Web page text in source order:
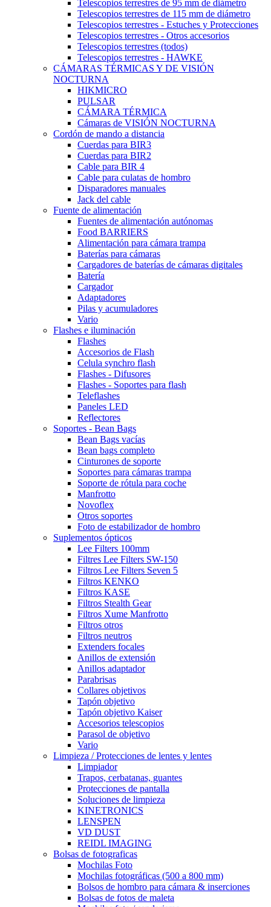
Telescopios terrestres de 95 mm de diámetro
Telescopios terrestres de 115 mm de diámetro
Telescopios terrestres - Estuches y Protecciones
Telescopios terrestres - Otros accesorios
Telescopios terrestres (todos)
Telescopios terrestres - HAWKE
CÁMARAS TÉRMICAS Y DE VISIÓN
NOCTURNA
HIKMICRO
PULSAR
CÁMARA TÉRMICA
Cámaras de VISIÓN NOCTURNA
Cordón de mando a distancia
Cuerdas para BIR3
Cuerdas para BIR2
Cable para BIR 4
Cable para culatas de hombro
Disparadores manuales
Jack del cable
Fuente de alimentación
Fuentes de alimentación autónomas
Food BARRIERS
Alimentación para cámara trampa
Baterías para cámaras
Cargadores de baterías de cámaras digitales
Batería
Cargador
Adaptadores
Pilas y acumuladores
Vario
Flashes e iluminación
Flashes
Accesorios de Flash
Celula synchro flash
Flashes - Difusores
Flashes - Soportes para flash
Teleflashes
Paneles LED
Reflectores
Soportes - Bean Bags
Bean Bags vacías
Bean bags completo
Cinturones de soporte
Soportes para cámaras trampa
Soporte de rótula para coche
Manfrotto
Novoflex
Otros soportes
Foto de estabilizador de hombro
Suplementos ópticos
Lee Filters 100mm
Filtres Lee Filters SW-150
Filtros Lee Filters Seven 5
Filtros KENKO
Filtros KASE
Filtros Stealth Gear
Filtros Xume Manfrotto
Filtros otros
Filtros neutros
Extenders focales
Anillos de extensión
Anillos adaptador
Parabrisas
Collares objetivos
Tapón objetivo
Tapón objetivo Kaiser
Accesorios telescopios
Parasol de objetivo
Vario
Limpieza / Protecciones de lentes y lentes
Limpiador
Trapos, cerbatanas, guantes
Protecciones de pantalla
Soluciones de limpieza
KINETRONICS
LENSPEN
VD DUST
REIDL IMAGING
Bolsas de fotograficas
Mochilas Foto
Mochilas fotográficas (500 a 800 mm)
Bolsos de hombro para cámara & inserciones
Bolsas de fotos de maleta